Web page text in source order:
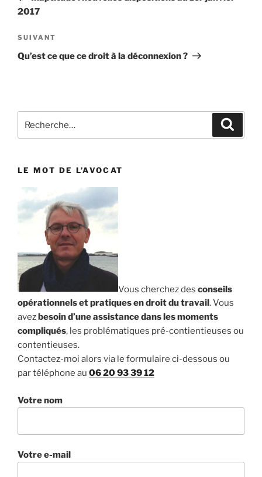
l’article
2017
Article
suivant
SUIVANT
Qu’est ce que ce droit à la déconnexion ?
pour
LE MOT DE L’AVOCAT
Vous cherchez des conseils
opérationnels et pratiques en droit du travail. Vous
avezbesoin d’une assistance dans les moments
compliqués, les problématiques pré-contientieuses ou
contentieuses.
Contactez-moi alors via le formulaire ci-dessous ou
par téléphone au 06 20 93 39 12
Votre nom
Votre e-mail